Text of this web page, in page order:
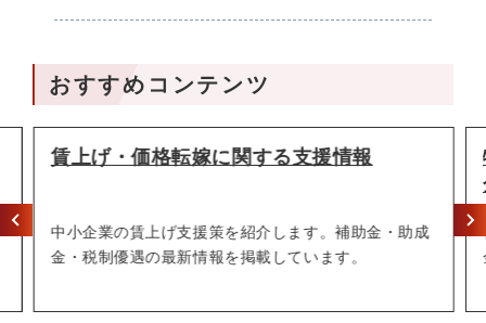
おすすめコンテンツ
賃上げ・価格転嫁に関する支援情報
中小企業の賃上げ支援策を紹介します。補助金・助成
金・税制優遇の最新情報を掲載しています。